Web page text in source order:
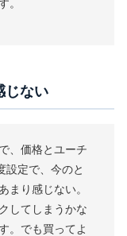
。
じない
、価格とユーチ
設定で、今のと
まり感じない。
してしまうかな
。でも買ってよ